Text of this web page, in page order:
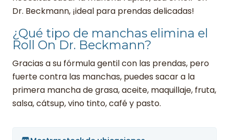
Dr. Beckmann, ¡ideal para prendas delicadas!
¿Qué tipo de manchas elimina el
Roll On Dr. Beckmann?
Gracias a su fórmula gentil con las prendas, pero
fuerte contra las manchas, puedes sacar a la
primera mancha de grasa, aceite, maquillaje, fruta,
salsa, cátsup, vino tinto, café y pasto.